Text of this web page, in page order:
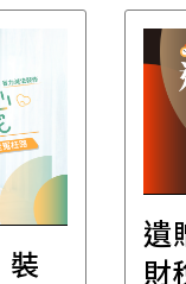
裝
遺
財